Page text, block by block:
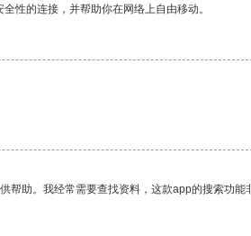
性的连接，并帮助你在网络上自由移动。
帮助。我经常需要查找资料，这款app的搜索功能